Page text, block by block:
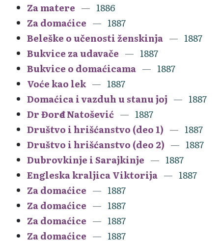
Za matere
1886
Za domaćice
1887
Beleške o učenosti ženskinja
1887
Bukvice za udavače
1887
Bukvice o domaćicama
1887
Voće kao lek
1887
Domaćica i vazduh u stanu joj
1887
Dr Đorđe Natošević
1887
Društvo i hrišćanstvo (deo 1)
1887
Društvo i hrišćanstvo (deo 2)
1887
Dubrovkinje i Sarajkinje
1887
Engleska kraljica Viktorija
1887
Za domaćice
1887
Za domaćice
1887
Za domaćice
1887
Za domaćice
1887